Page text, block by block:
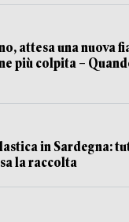
attesa una nuova
più colpita –
in Sardegna:
la raccolta